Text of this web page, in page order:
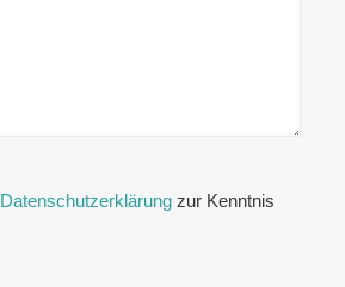
Datenschutzerklärungzur Kenntnis